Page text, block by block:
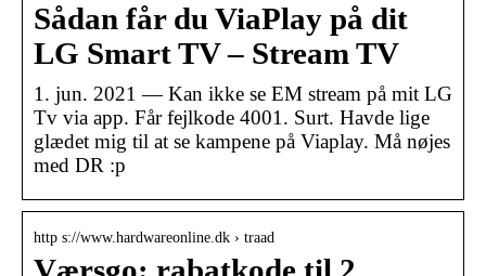
Sådan får du ViaPlay på dit
LG Smart TV – Stream TV
1. jun. 2021 — Kan ikke se EM stream på mit LG
Tv via app. Får fejlkode 4001. Surt. Havde lige
glædet mig til at se kampene på Viaplay. Må nøjes
med DR :p
http s://www.hardwareonline.dk › traad